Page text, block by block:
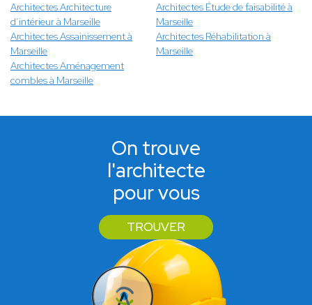
Architectes Architecture
d’intérieur à Marseille
Architectes Étude de faisabilité à
Marseille
Architectes Assainissement à
Marseille
Architectes Réhabilitation à
Marseille
Architectes Aménagement
combles à Marseille
On trouve
l'architecte
pour vous
TROUVER